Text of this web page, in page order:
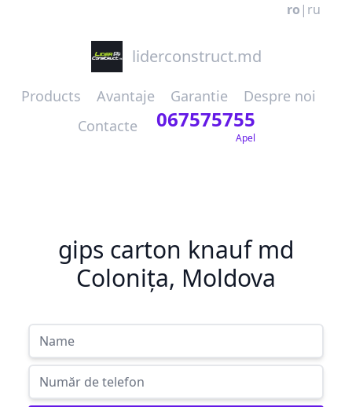
ro | ru
liderconstruct.md
Products Avantaje Garantie
Despre noi
Contacte
067575755
Apel
gips carton knauf md
Colonița, Moldova